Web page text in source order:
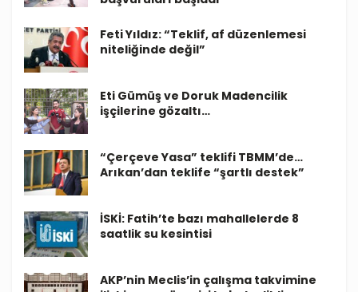
Feti Yıldız: “Teklif, af düzenlemesi
niteliğinde değil”
Eti Gümüş ve Doruk Madencilik
işçilerine gözaltı…
“Çerçeve Yasa” teklifi TBMM’de…
Arıkan’dan teklife “şartlı destek”
İSKİ: Fatih’te bazı mahallelerde 8
saatlik su kesintisi
AKP’nin Meclis’in çalışma takvimine